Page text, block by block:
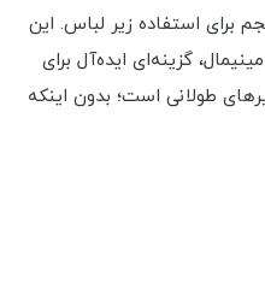
استفاده زیر لباس. این
گزینه‌ای ایده‌آل برای
طولانی است؛ بدون اینکه